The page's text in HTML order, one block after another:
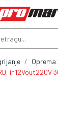
in12Vout220V